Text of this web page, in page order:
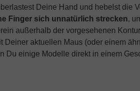
Deine Hand und hebelst die
Finger sich unnatürlich strecken,
außerhalb der vorgesehenen
Deiner aktuellen Maus (oder einem
Du einige Modelle direkt in einem